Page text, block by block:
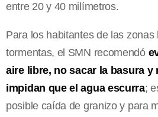
entre 20 y 40 milímetros.
Para los habitantes de las zonas
tormentas, el SMN recomendó
aire libre, no sacar la basura y
impidan que el agua escurra;
posible caída de granizo y para